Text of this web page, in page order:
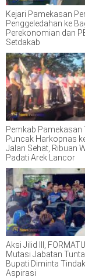
Kejari Pamekasan
Penggeledahan ke
Perekonomian dan
Setdakab
Pemkab Pamekasan
Puncak Harkopnas
Jalan Sehat, Ribuan
Padati Arek Lancor
Aksi Jilid III,
Mutasi Jabatan
Bupati Diminta
Aspirasi